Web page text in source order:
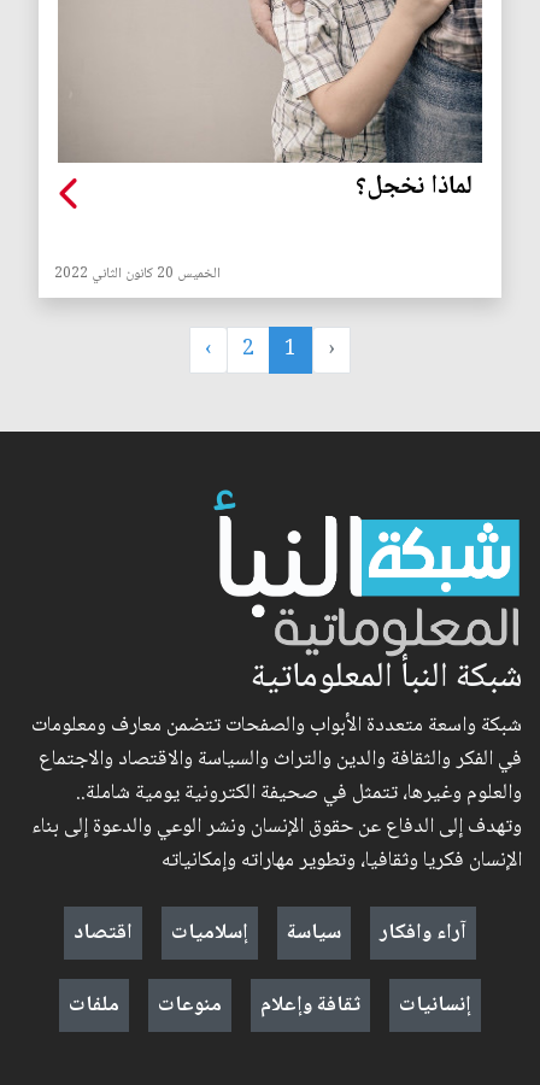
لماذا نخجل؟
الخميس 20 كانون الثاني 2022
‹
1
2
›
شبكة النبأ المعلوماتية
شبكة واسعة متعددة الأبواب والصفحات تتضمن معارف ومعلومات
في الفكر والثقافة والدين والتراث والسياسة والاقتصاد والاجتماع
والعلوم وغيرها، تتمثل في صحيفة الكترونية يومية شاملة..
وتهدف إلى الدفاع عن حقوق الإنسان ونشر الوعي والدعوة إلى بناء
الإنسان فكريا وثقافيا، وتطوير مهاراته وإمكانياته
آراء وافكار
سياسة إسلاميات
اقتصاد
إنسانيات
ثقافة وإعلام منوعات ملفات